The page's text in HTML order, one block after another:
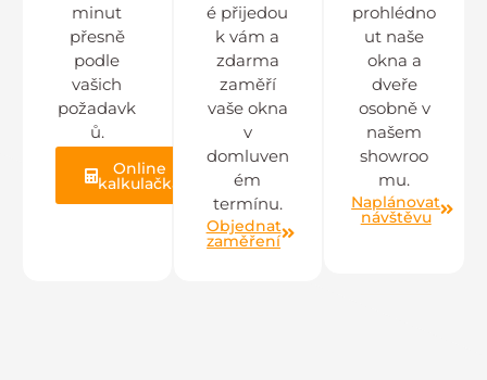
minut
přesně
podle
vašich
požadavk
ů.
Online
kalkulačka
é přijedou
k vám a
zdarma
zaměří
vaše okna
v
domluven
ém
termínu.
Objednat
zaměření
prohlédno
ut naše
okna a
dveře
osobně v
našem
showroo
mu.
Naplánovat
návštěvu